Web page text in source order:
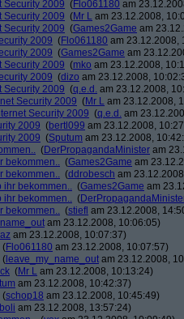
Security 2009 (Flo061180 am
Security 2009 (Mr L am 23.12.2008,
Security 2009 (Games2Game am
2009 (Flo061180 am 23.12.2008,
2009 (Games2Game am
Security 2009 (mko am 23.12.2008,
2009 (dizo am 23.12.2008,
Security 2009 (q.e.d. am 23.12.2008,
Security 2009 (Mr L am 23.12.2008,
Security 2009 (q.e.d. am
2009 (bertl099 am 23.12.2008,
2009 (Sputum am 23.12.2008,
(DerPropagandaMinister am
bekommen.. (Games2Game am
bekommen.. (ddrobesch am
ihr bekommen.. (Games2Game am
ihr bekommen.. (
bekommen.. (stiefl am 23.12.2008,
am 23.12.2008, 10:06:05)
am 23.12.2008, 10:07:37)
(Flo061180 am 23.12.2008, 10:07:57)
( leave_my_name_out am 23.12.2008,
(Mr L am 23.12.2008, 10:13:24)
am 23.12.2008, 10:42:37)
(schop18 am 23.12.2008, 10:45:49)
am 23.12.2008, 13:57:24)